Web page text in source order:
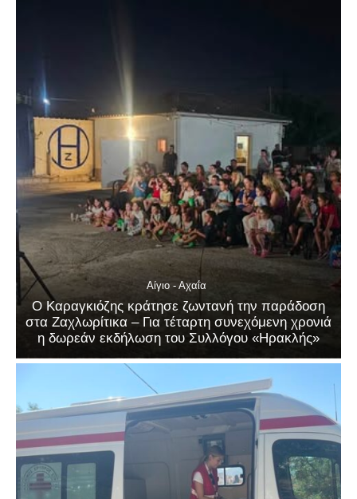
Αίγιο - Αχαΐα
Ο Καραγκιόζης κράτησε ζωντανή την παράδοση
στα Ζαχλωρίτικα – Για τέταρτη συνεχόμενη χρονιά
η δωρεάν εκδήλωση του Συλλόγου «Ηρακλής»